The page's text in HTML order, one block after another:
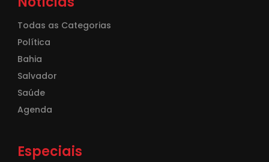
Todas as Categorias
Política
Bahia
Salvador
Saúde
Agenda
Especiais